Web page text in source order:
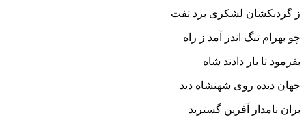
ز گردنکشان لشکرى برد تفت‏
چو بهرام تنگ اندر آمد ز راه
بفرمود تا بار دادند شاه‏
جهان دیده روى شهنشاه دید
بران نامدار آفرین گسترید